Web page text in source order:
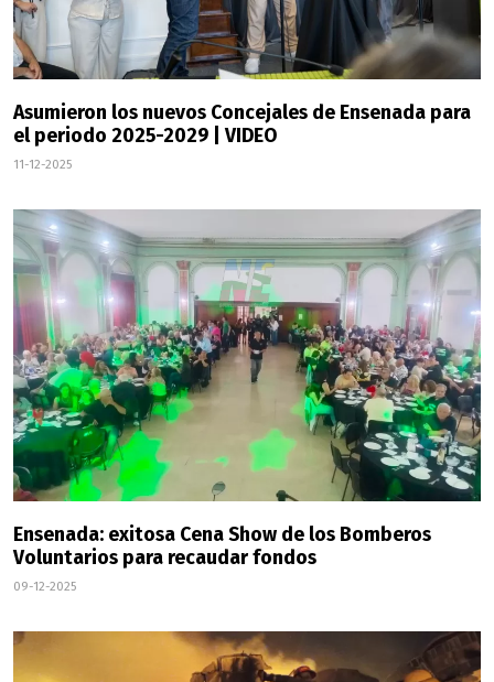
Asumieron los nuevos Concejales de Ensenada para
el periodo 2025-2029 | VIDEO
11-12-2025
Ensenada: exitosa Cena Show de los Bomberos
Voluntarios para recaudar fondos
09-12-2025